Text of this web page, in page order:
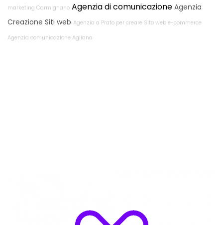
marketing Carmignano Agenzia di comunicazione Agenzia
Creazione Siti web Agenzia a Prato per creare Sito web e-commerce
Agenzia comunicazione Agliana